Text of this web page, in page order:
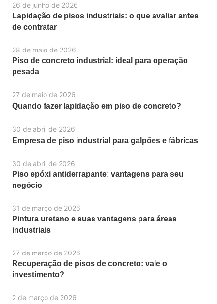
26 de junho de 2026
Lapidação de pisos industriais: o que avaliar antes
de contratar
28 de maio de 2026
Piso de concreto industrial: ideal para operação
pesada
27 de maio de 2026
Quando fazer lapidação em piso de concreto?
30 de abril de 2026
Empresa de piso industrial para galpões e fábricas
30 de abril de 2026
Piso epóxi antiderrapante: vantagens para seu
negócio
31 de março de 2026
Pintura uretano e suas vantagens para áreas
industriais
27 de março de 2026
Recuperação de pisos de concreto: vale o
investimento?
2 de março de 2026